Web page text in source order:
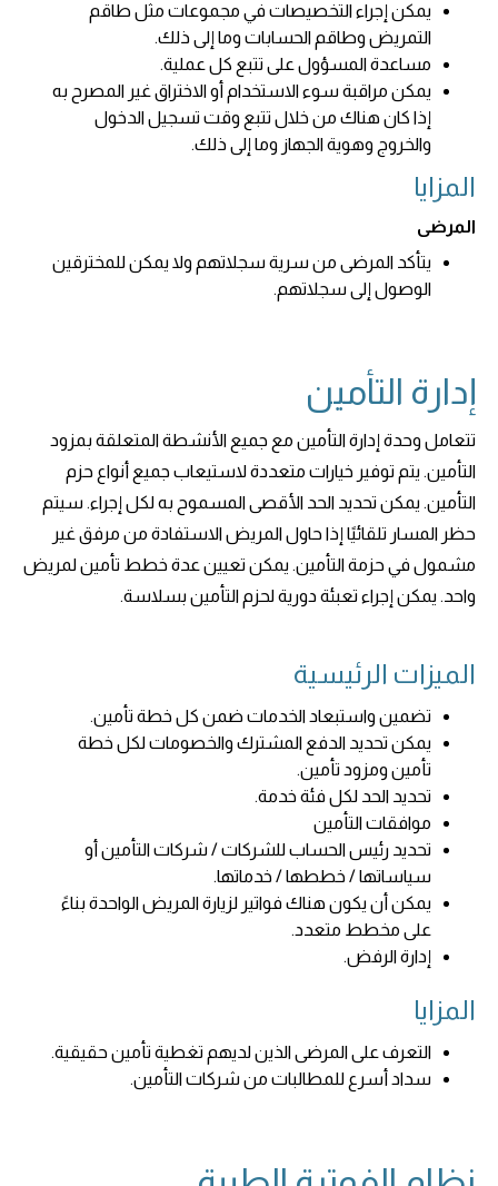
يمكن إجراء التخصيصات في مجموعات مثل طاقم
التمريض وطاقم الحسابات وما إلى ذلك.
مساعدة المسؤول على تتبع كل عملية.
يمكن مراقبة سوء الاستخدام أو الاختراق غير المصرح به
إذا كان هناك من خلال تتبع وقت تسجيل الدخول
والخروج وهوية الجهاز وما إلى ذلك.
المزايا
المرضى
يتأكد المرضى من سرية سجلاتهم ولا يمكن للمخترقين
الوصول إلى سجلاتهم.
إدارة التأمين
تتعامل وحدة إدارة التأمين مع جميع الأنشطة المتعلقة بمزود
التأمين. يتم توفير خيارات متعددة لاستيعاب جميع أنواع حزم
التأمين. يمكن تحديد الحد الأقصى المسموح به لكل إجراء. سيتم
حظر المسار تلقائيًا إذا حاول المريض الاستفادة من مرفق غير
مشمول في حزمة التأمين. يمكن تعيين عدة خطط تأمين لمريض
واحد. يمكن إجراء تعبئة دورية لحزم التأمين بسلاسة.
الميزات الرئيسية
تضمين واستبعاد الخدمات ضمن كل خطة تأمين.
يمكن تحديد الدفع المشترك والخصومات لكل خطة
تأمين ومزود تأمين.
تحديد الحد لكل فئة خدمة.
موافقات التأمين
تحديد رئيس الحساب للشركات / شركات التأمين أو
سياساتها / خططها / خدماتها.
يمكن أن يكون هناك فواتير لزيارة المريض الواحدة بناءً
على مخطط متعدد.
إدارة الرفض.
المزايا
التعرف على المرضى الذين لديهم تغطية تأمين حقيقية.
سداد أسرع للمطالبات من شركات التأمين.